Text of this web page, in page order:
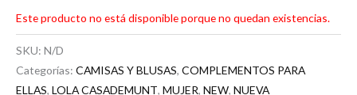
Este producto no está disponible porque no quedan existencias.
SKU: N/D
Categorías: CAMISAS Y BLUSAS, COMPLEMENTOS PARA
ELLAS, LOLA CASADEMUNT, MUJER, NEW, NUEVA